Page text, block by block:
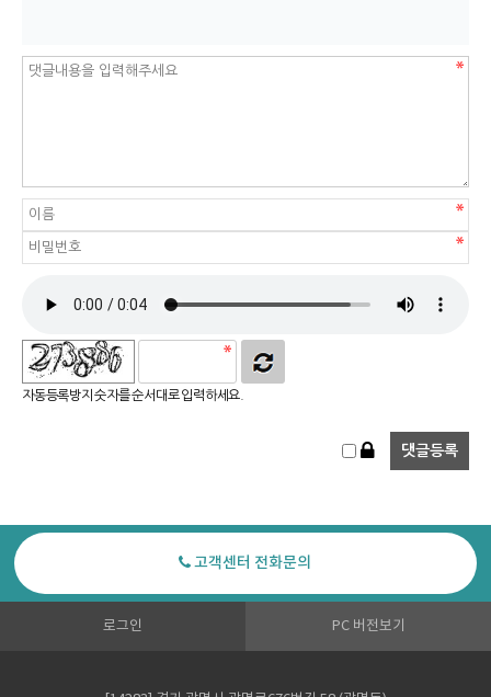
자동등록방지 숫자를 순서대로 입력하세요.
고객센터 전화문의
로그인 PC 버전보기